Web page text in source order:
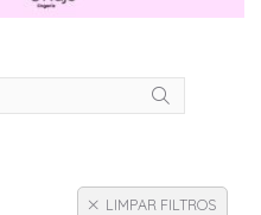
LIMPAR FILTROS